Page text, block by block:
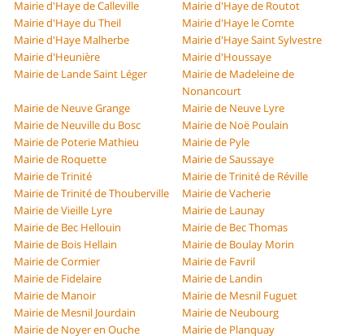
Mairie d'Haye de Calleville
Mairie d'Haye de Routot
Mairie d'Haye du Theil
Mairie d'Haye le Comte
Mairie d'Haye Malherbe
Mairie d'Haye Saint Sylvestre
Mairie d'Heunière
Mairie d'Houssaye
Mairie de Lande Saint Léger
Mairie de Madeleine de
Nonancourt
Mairie de Neuve Grange
Mairie de Neuve Lyre
Mairie de Neuville du Bosc
Mairie de Noë Poulain
Mairie de Poterie Mathieu
Mairie de Pyle
Mairie de Roquette
Mairie de Saussaye
Mairie de Trinité
Mairie de Trinité de Réville
Mairie de Trinité de Thouberville
Mairie de Vacherie
Mairie de Vieille Lyre
Mairie de Launay
Mairie de Bec Hellouin
Mairie de Bec Thomas
Mairie de Bois Hellain
Mairie de Boulay Morin
Mairie de Cormier
Mairie de Favril
Mairie de Fidelaire
Mairie de Landin
Mairie de Manoir
Mairie de Mesnil Fuguet
Mairie de Mesnil Jourdain
Mairie de Neubourg
Mairie de Noyer en Ouche
Mairie de Planquay